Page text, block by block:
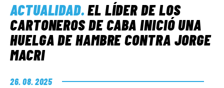
ACTUALIDAD.EL LÍDER DE LOS
CARTONEROS DE CABA INICIÓ UNA
HUELGA DE HAMBRE CONTRA JORGE
MACRI
26. 08. 2025